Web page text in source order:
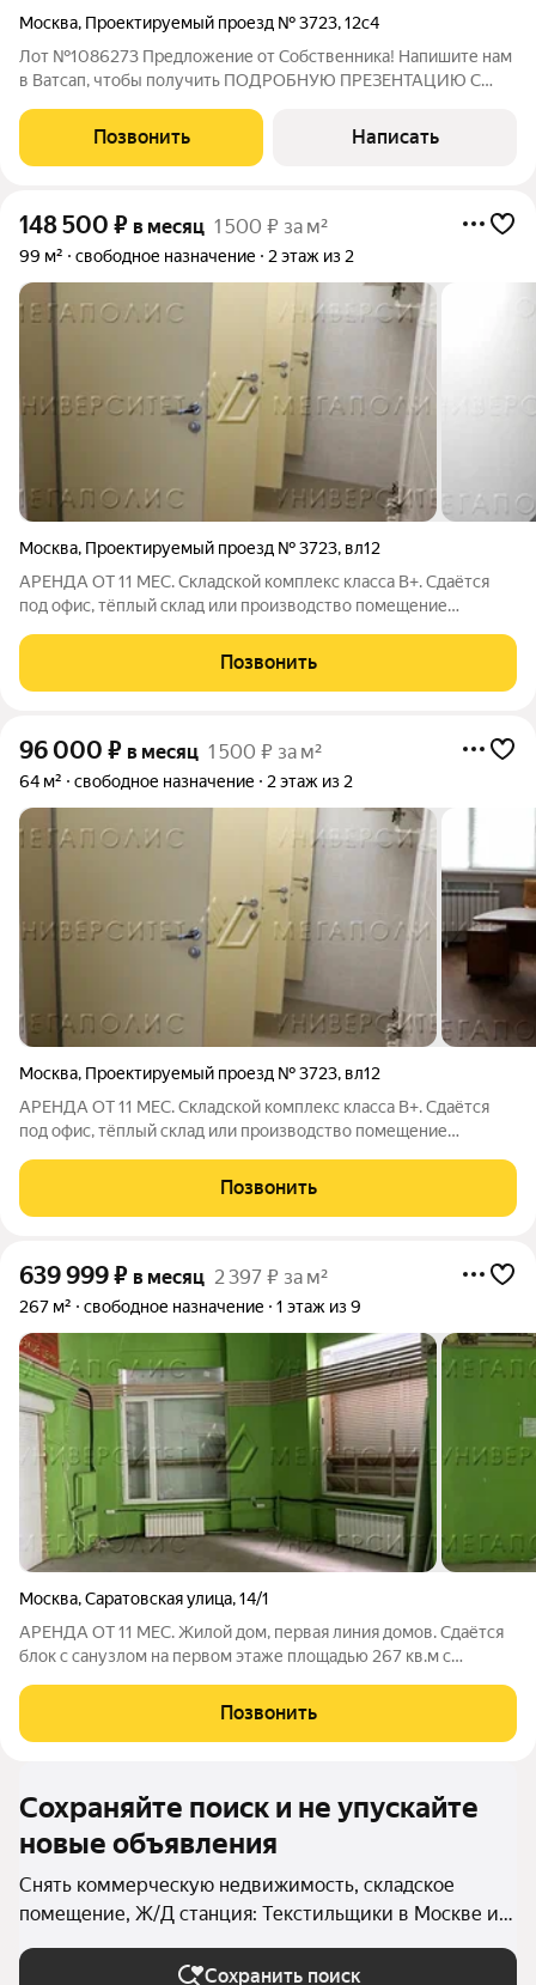
Москва, Проектируемый проезд № 3723,12с4
Лот №1086273 Предложение от Собственника! Напишите нам
в Ватсап, чтобы получить ПОДРОБНУЮ ПРЕЗЕНТАЦИЮ С
склад 300 м2. Первый этаж, высота потолка 6, большие
ворота, выгрузка на уровне земли.
Позвонить Написать
148 500 ₽ в месяц 1 500 ₽ за м²
99 м² свободное назначение 2 этаж из 2
Москва, Проектируемый проезд № 3723, вл12
АРЕНДА ОТ 11 МЕС. Складской комплекс класса B+. Сдаётся
под офис, тёплый склад или производство помещение
потолка 5 м. Стандартная отделка. Есть охрана. Электрическая
мощность 10 кВт.УСН. Лот
Позвонить
96 000 ₽ в месяц 1 500 ₽ за м²
64 м² свободное назначение 2 этаж из 2
Москва, Проектируемый проезд № 3723, вл12
АРЕНДА ОТ 11 МЕС. Складской комплекс класса B+. Сдаётся
под офис, тёплый склад или производство помещение
потолка 5 м. Стандартная отделка. Есть охрана.УСН. Лот №
251986. С риелторами не
Позвонить
639 999₽ в месяц 2 397 ₽ за м²
267 м² свободное назначение 1 этаж из 9
Москва,Саратовская улица,14/1
АРЕНДА ОТ 11 МЕС. Жилой дом, первая линия домов. Сдаётся
блок с санузлом на первом этаже площадью 267 кв.м с
отделка.УСН. Лот № 249563. С риелторами не сотрудничаем!
Позвонить
Сохраняйте поиск и не упускайте
новые объявления
Снять коммерческую недвижимость, складское
помещение, Ж/Д станция: Текстильщики в Москве и
МО
Сохранить поиск